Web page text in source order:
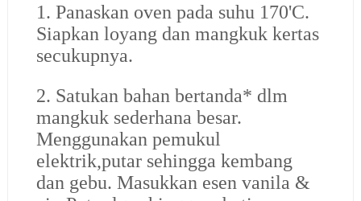
1. Panaskan oven pada suhu 170'C.
Siapkan loyang dan mangkuk kertas
secukupnya.
2. Satukan bahan bertanda* dlm
mangkuk sederhana besar.
Menggunakan pemukul
elektrik,putar sehingga kembang
dan gebu. Masukkan esen vanila &